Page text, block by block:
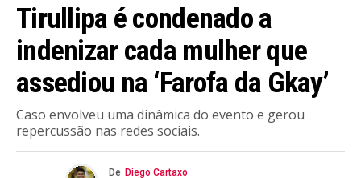
Tirullipa é condenado a
indenizar cada mulher que
assediou na ‘Farofa da Gkay’
Caso envolveu uma dinâmica do evento e gerou
repercussão nas redes sociais.
De Diego Cartaxo